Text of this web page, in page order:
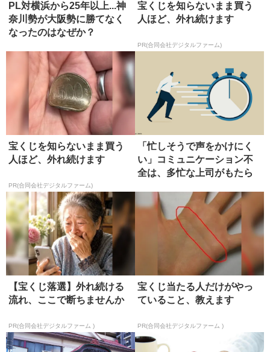
PL対横浜から25年以上...神
奈川勢が大阪勢に勝てなく
なったのはなぜか？
宝くじを知らないまま買う
人ほど、外れ続けます
PR(合同会社デジタルファーム)
宝くじを知らないまま買う
人ほど、外れ続けます
PR(合同会社デジタルファーム)
「忙しそうで声をかけにく
い」コミュニケーション不
全は、多忙な上司がもたら
【宝くじ落選】外れ続ける
流れ、ここで断ちませんか
PR(合同会社デジタルファーム )
宝くじ当たる人だけがやっ
ていること、教えます
PR(合同会社デジタルファーム )